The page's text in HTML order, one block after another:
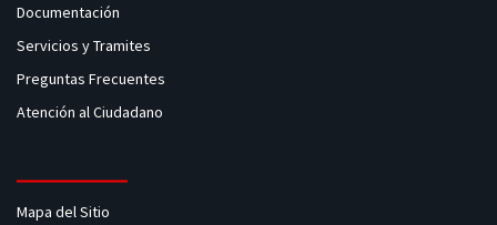
Documentación
Servicios y Tramites
Preguntas Frecuentes
Atención al Ciudadano
Mapa del Sitio